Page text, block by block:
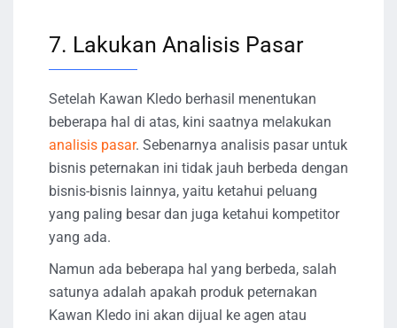
7. Lakukan Analisis Pasar
Setelah Kawan Kledo berhasil menentukan
beberapa hal di atas, kini saatnya melakukan
analisis pasar. Sebenarnya analisis pasar untuk
bisnis peternakan ini tidak jauh berbeda dengan
bisnis-bisnis lainnya, yaitu ketahui peluang
yang paling besar dan juga ketahui kompetitor
yang ada.
Namun ada beberapa hal yang berbeda, salah
satunya adalah apakah produk peternakan
Kawan Kledo ini akan dijual ke agen atau